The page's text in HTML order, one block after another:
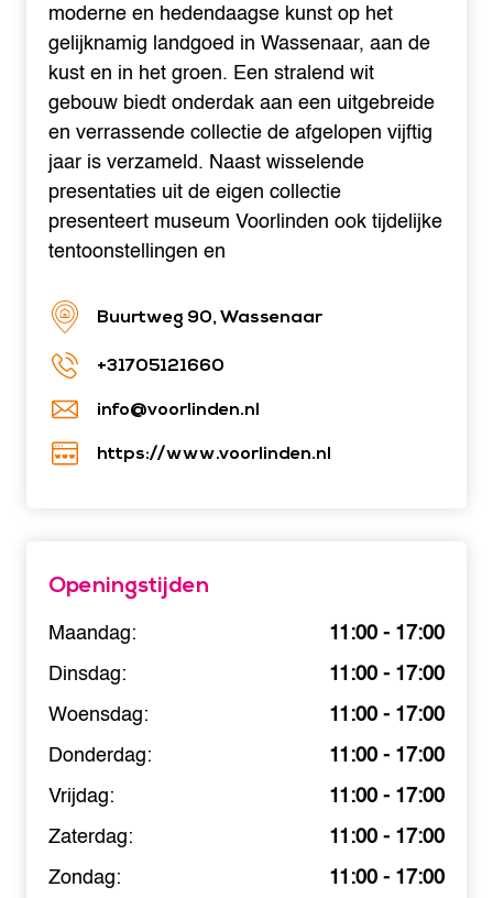
moderne en hedendaagse kunst op het
gelijknamig landgoed in Wassenaar, aan de
kust en in het groen. Een stralend wit
gebouw biedt onderdak aan een uitgebreide
en verrassende collectie de afgelopen vijftig
jaar is verzameld. Naast wisselende
presentaties uit de eigen collectie
presenteert museum Voorlinden ook tijdelijke
tentoonstellingen en
Buurtweg 90, Wassenaar
+31705121660
info@voorlinden.nl
https://www.voorlinden.nl
Openingstijden
Maandag:
11:00 - 17:00
Dinsdag:
11:00 - 17:00
Woensdag:
11:00 - 17:00
Donderdag:
11:00 - 17:00
Vrijdag:
11:00 - 17:00
Zaterdag:
11:00 - 17:00
Zondag:
11:00 - 17:00